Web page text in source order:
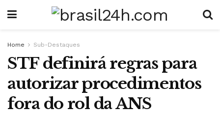
Home Sub-Destaques
STF definirá regras para
autorizar procedimentos
fora do rol da ANS